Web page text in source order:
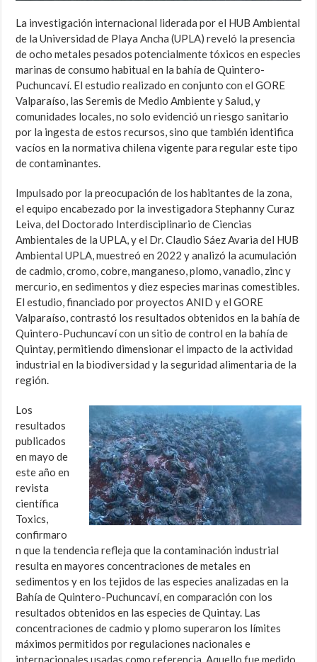
La investigación internacional liderada por el HUB Ambiental
de la Universidad de Playa Ancha (UPLA) reveló la presencia
de ocho metales pesados potencialmente tóxicos en especies
marinas de consumo habitual en la bahía de Quintero-
Puchuncaví. El estudio realizado en conjunto con el GORE
Valparaíso, las Seremis de Medio Ambiente y Salud, y
comunidades locales, no solo evidenció un riesgo sanitario
por la ingesta de estos recursos, sino que también identifica
vacíos en la normativa chilena vigente para regular este tipo
de contaminantes.
Impulsado por la preocupación de los habitantes de la zona,
el equipo encabezado por la investigadora Stephanny Curaz
Leiva, del Doctorado Interdisciplinario de Ciencias
Ambientales de la UPLA, y el Dr. Claudio Sáez Avaria del HUB
Ambiental UPLA, muestreó en 2022 y analizó la acumulación
de cadmio, cromo, cobre, manganeso, plomo, vanadio, zinc y
mercurio, en sedimentos y diez especies marinas comestibles.
El estudio, financiado por proyectos ANID y el GORE
Valparaíso, contrastó los resultados obtenidos en la bahía de
Quintero-Puchuncaví con un sitio de control en la bahía de
Quintay, permitiendo dimensionar el impacto de la actividad
industrial en la biodiversidad y la seguridad alimentaria de la
región.
Los
resultados
publicados
en mayo de
este año en
revista
científica
Toxics,
confirmaro
n que la tendencia refleja que la contaminación industrial
resulta en mayores concentraciones de metales en
sedimentos y en los tejidos de las especies analizadas en la
Bahía de Quintero-Puchuncaví, en comparación con los
resultados obtenidos en las especies de Quintay. Las
concentraciones de cadmio y plomo superaron los límites
máximos permitidos por regulaciones nacionales e
internacionales usadas como referencia. Aquello fue medido